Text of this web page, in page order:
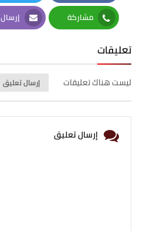
Facebook
Twitter
مشاركة
Whatsapp
إرسال
Email
تعليقات
ليست هناك تعليقات إرسال تعليق
إرسال تعليق